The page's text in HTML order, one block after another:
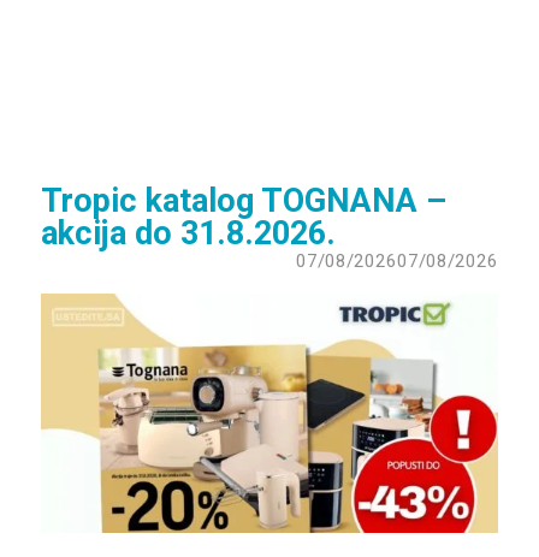
Tropic katalog TOGNANA –
akcija do 31.8.2026.
07/08/202607/08/2026